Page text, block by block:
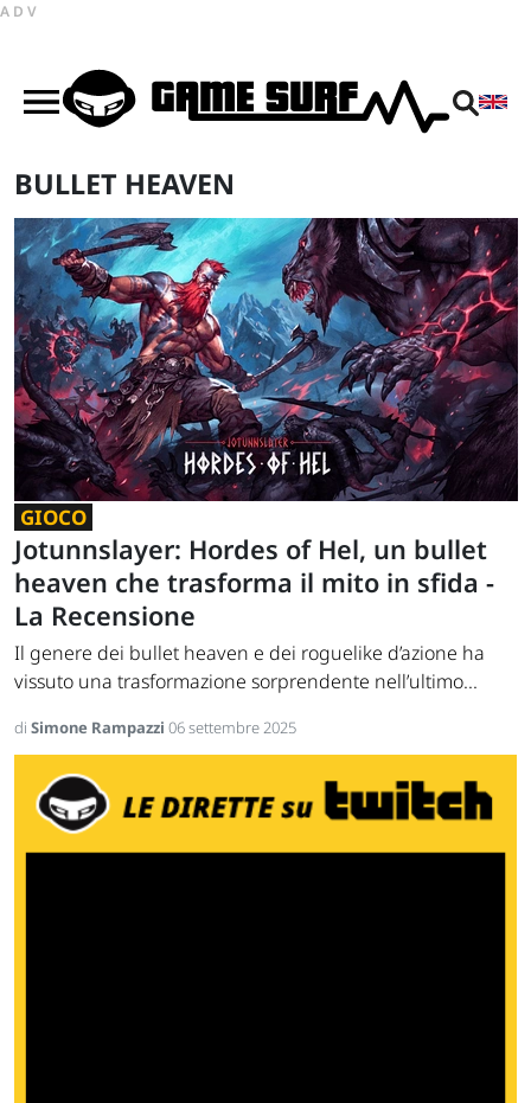
ADV
BULLET HEAVEN
GIOCO
Jotunnslayer: Hordes of Hel, un bullet
heaven che trasforma il mito in sfida -
La Recensione
Il genere dei bullet heaven e dei roguelike d’azione ha
vissuto una trasformazione sorprendente nell’ultimo...
di Simone Rampazzi 06 settembre 2025